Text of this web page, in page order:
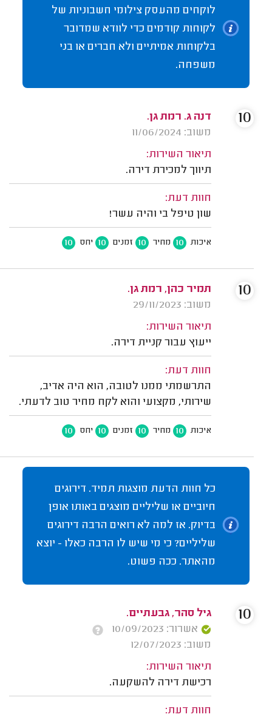
לוקחים מהעסק צילומי חשבוניות של
לקוחות קודמים כדי לוודא שמדובר
בלקוחות אמיתיים ולא חברים או בני
משפחה.
דנה ג. רמת גן.
משוב: 11/06/2024
תיאור השירות:
תיווך למכירת דירה.
חוות דעת:
שון טיפל בי והיה עשר!
איכות 10 מחיר 10 זמנים 10 יחס 10
10
תמיר כהן, רמת גן.
משוב: 29/11/2023
תיאור השירות:
ייעוץ עבור קניית דירה.
חוות דעת:
התרשמתי ממנו לטובה, הוא היה אדיב,
שירותי, מקצועי והוא לקח מחיר טוב לדעתי.
איכות 10 מחיר 10 זמנים 10 יחס 10
10
כל חוות הדעת מוצגות תמיד. דירוגים
חיוביים או שליליים מוצגים באותו אופן
בדיוק. אז למה לא רואים הרבה דירוגים
שליליים? כי מי שיש לו הרבה כאלו - יוצא
מהאתר. ככה פשוט.
גיל סהר, גבעתיים.
אשרור: 10/09/2023
משוב: 12/07/2023
תיאור השירות:
רכישת דירה להשקעה.
חוות דעת:
10